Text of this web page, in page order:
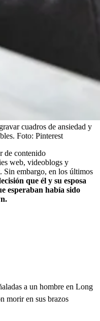
cuadros de ansiedad y
Foto: Pinterest
de contenido
web, videoblogs y
Sin embargo, en los últimos
que él y su esposa
esperaban había sido
a un hombre en Long
morir en sus brazos